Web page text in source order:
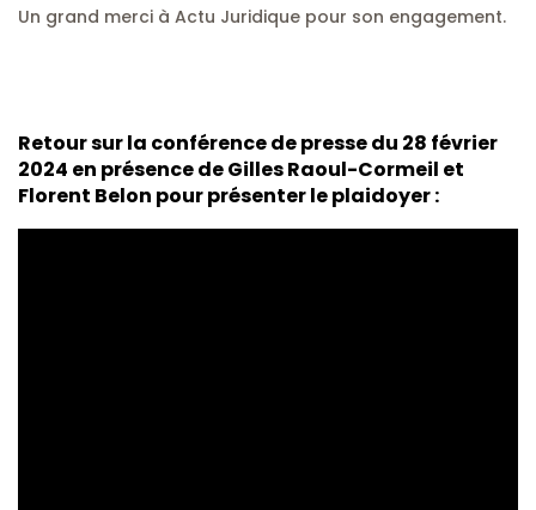
Un grand merci à Actu Juridique pour son engagement.
Retour sur la conférence de presse du 28 février
2024 en présence de Gilles Raoul-Cormeil et
Florent Belon pour présenter le plaidoyer :